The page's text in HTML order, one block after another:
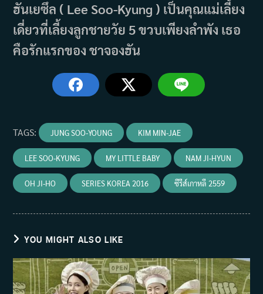
ฮันเยซึล ( Lee Soo-Kyung ) เป็นคุณแม่เลี้ยง
เดี่ยวที่เลี้ยงลูกชายวัย 5 ขวบเพียงลำพัง เธอ
คือรักแรกของ ชาจองฮัน
TAGS: JUNG SOO-YOUNG KIM MIN-JAE
LEE SOO-KYUNG MY LITTLE BABY NAM JI-HYUN
OH JI-HO SERIES KOREA 2016 ซีรีส์เกาหลี 2559
YOU MIGHT ALSO LIKE